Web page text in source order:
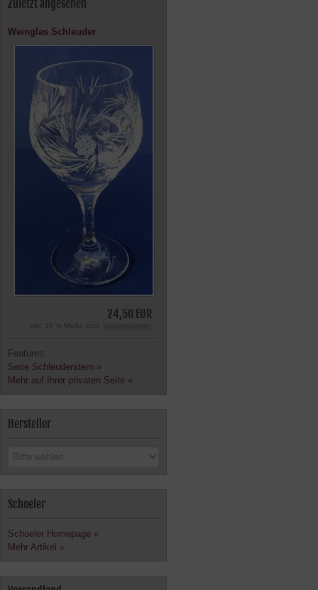
Zuletzt angesehen
Weinglas Schleuder
24,50 EUR
inkl. 19 % MwSt. zzgl.
Features:
Serie Schleuderstern »
Mehr auf Ihrer privaten Seite »
Hersteller
Schoeler
Schoeler Homepage »
Mehr Artikel »